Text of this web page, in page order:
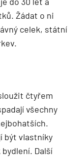
Žádat o ni
celek, státní
čtyřem
všechny
být vlastníky
Další